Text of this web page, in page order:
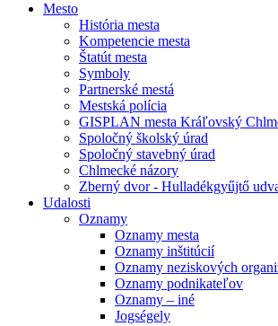
Mesto
História mesta
Kompetencie mesta
Štatút mesta
Symboly
Partnerské mestá
Mestská polícia
GISPLAN mesta Kráľovský
Spoločný školský úrad
Spoločný stavebný úrad
Chlmecké názory
Zberný dvor - Hulladékgyűjtő
Udalosti
Oznamy
Oznamy mesta
Oznamy inštitúcií
Oznamy neziskových
Oznamy podnikateľov
Oznamy – iné
Jogségely